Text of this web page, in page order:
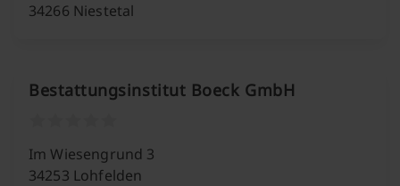
34266 Niestetal
Bestattungsinstitut Boeck GmbH
Im Wiesengrund 3
34253 Lohfelden